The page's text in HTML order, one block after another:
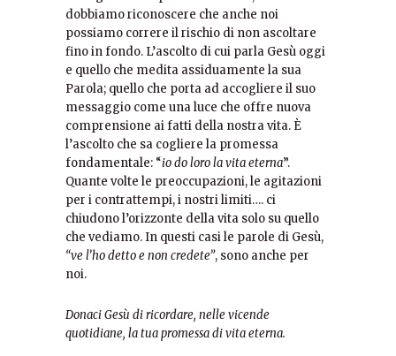
dobbiamo riconoscere che anche noi
possiamo correre il rischio di non ascoltare
fino in fondo. L’ascolto di cui parla Gesù oggi
e quello che medita assiduamente la sua
Parola; quello che porta ad accogliere il suo
messaggio come una luce che offre nuova
comprensione ai fatti della nostra vita. È
l’ascolto che sa cogliere la promessa
fondamentale: “io do loro la vita eterna”.
Quante volte le preoccupazioni, le agitazioni
per i contrattempi, i nostri limiti…. ci
chiudono l’orizzonte della vita solo su quello
che vediamo. In questi casi le parole di Gesù,
“ve l’ho detto e non credete”, sono anche per
noi.
Donaci Gesù di ricordare, nelle vicende
quotidiane, la tua promessa di vita eterna.